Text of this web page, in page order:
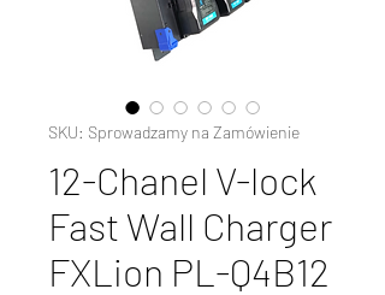
SKU: Sprowadzamy na Zamówienie
12-Chanel V-lock
Fast Wall Charger
FXLion PL-Q4B12